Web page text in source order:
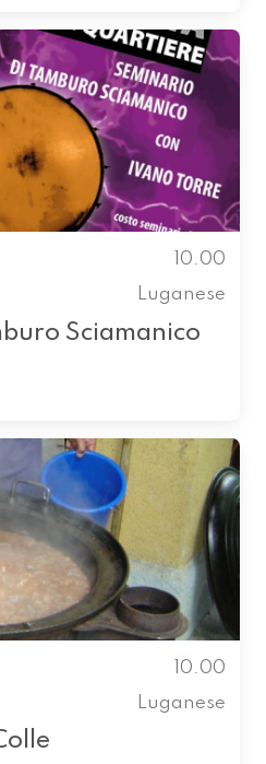
10.00
Luganese
Sciamanico
10.00
Luganese